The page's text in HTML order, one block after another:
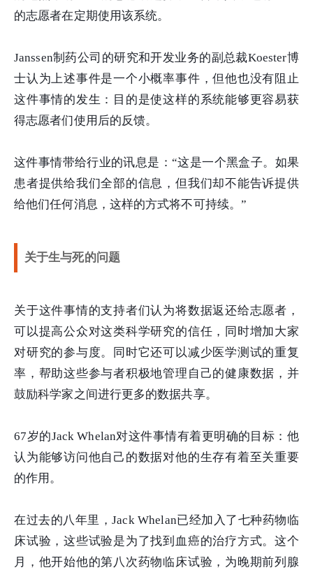
的志愿者在定期使用该系统。
Janssen制药公司的研究和开发业务的副总裁Koester博
士认为上述事件是一个小概率事件，但他也没有阻止
这件事情的发生：目的是使这样的系统能够更容易获
得志愿者们使用后的反馈。
这件事情带给行业的讯息是：“这是一个黑盒子。如果
患者提供给我们全部的信息，但我们却不能告诉提供
给他们任何消息，这样的方式将不可持续。”
关于生与死的问题
关于这件事情的支持者们认为将数据返还给志愿者，
可以提高公众对这类科学研究的信任，同时增加大家
对研究的参与度。同时它还可以减少医学测试的重复
率，帮助这些参与者积极地管理自己的健康数据，并
鼓励科学家之间进行更多的数据共享。
67岁的Jack Whelan对这件事情有着更明确的目标：他
认为能够访问他自己的数据对他的生存有着至关重要
的作用。
在过去的八年里，Jack Whelan已经加入了七种药物临
床试验，这些试验是为了找到血癌的治疗方式。这个
月，他开始他的第八次药物临床试验，为晚期前列腺